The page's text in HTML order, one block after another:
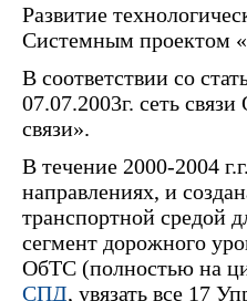
Развитие
Системным проектом
В соответствии со
07.07.2003г. сеть
связи».
В течение 2000-2004
направлениях, и
транспортной средой
сегмент дорожного
ОбТС (полностью на
СПД, увязать все 17